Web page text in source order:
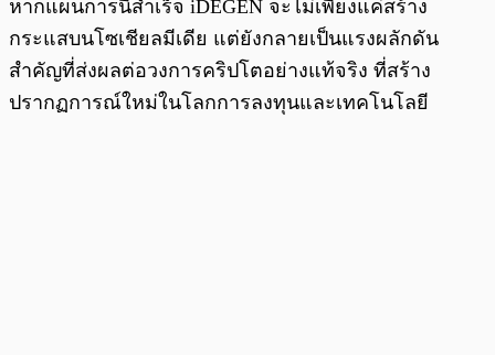
หากแผนการนี้สำเร็จ iDEGEN จะไม่เพียงแค่สร้าง
กระแสบนโซเชียลมีเดีย แต่ยังกลายเป็นแรงผลักดัน
สำคัญที่ส่งผลต่อวงการคริปโตอย่างแท้จริง ที่สร้าง
ปรากฏการณ์ใหม่ในโลกการลงทุนและเทคโนโลยี